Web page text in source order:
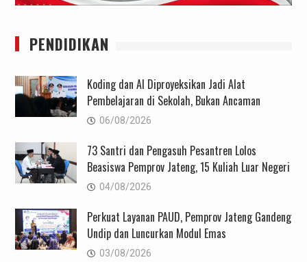
PENDIDIKAN
Koding dan AI Diproyeksikan Jadi Alat
Pembelajaran di Sekolah, Bukan Ancaman
06/08/2026
73 Santri dan Pengasuh Pesantren Lolos
Beasiswa Pemprov Jateng, 15 Kuliah Luar Negeri
04/08/2026
Perkuat Layanan PAUD, Pemprov Jateng Gandeng
Undip dan Luncurkan Modul Emas
03/08/2026